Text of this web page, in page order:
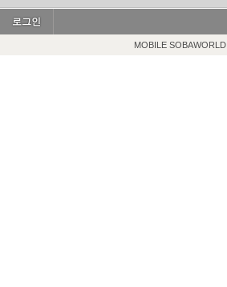
로그인
MOBILE SOBAWORLD